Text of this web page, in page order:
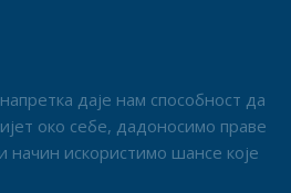
даје нам способност да
око себе, дадоносимо праве
начин искористимо шансе које